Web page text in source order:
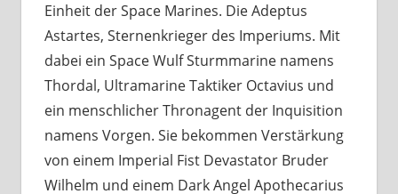
Einheit der Space Marines. Die Adeptus
Astartes, Sternenkrieger des Imperiums. Mit
dabei ein Space Wulf Sturmmarine namens
Thordal, Ultramarine Taktiker Octavius und
ein menschlicher Thronagent der Inquisition
namens Vorgen. Sie bekommen Verstärkung
von einem Imperial Fist Devastator Bruder
Wilhelm und einem Dark Angel Apothecarius